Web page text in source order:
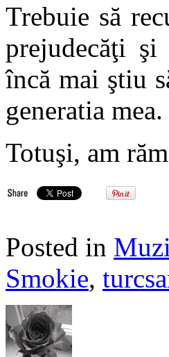
Trebuie să
prejudecăţi
încă mai ştiu
generatia mea.
Totuşi, am
Posted in
Smokie,